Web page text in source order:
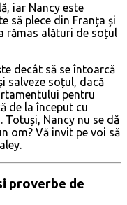
iar Nancy este
să plece din Franța și
rămas alături de soțul
decât să se întoarcă
salveze soțul, dacă
pentru
de la început cu
Nancy nu se dă
om? Vă invit pe voi să
proverbe de